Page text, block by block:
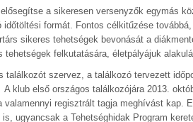
a sikeresen versenyzők egymás
formát. Fontos célkitűzése
sikeres tehetségek bevonását a
tehetségek felkutatására, életpályájuk
találkozót szervez, a találkozó tervezett
klub első országos találkozójára 2013.
valamennyi regisztrált tagja meghívást kap.
ugyancsak a Tehetséghidak Program